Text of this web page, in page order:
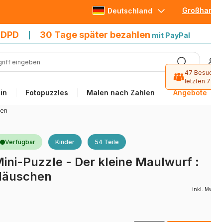
Deutschland
30 Tage später bezahlen mit PayPal
Fotopuzzles Malen nach Zahlen Angebote
Verfügbar Kinder 54 Teile
Puzzle - Der kleine Maulwurf :
inkl.
47
letzten